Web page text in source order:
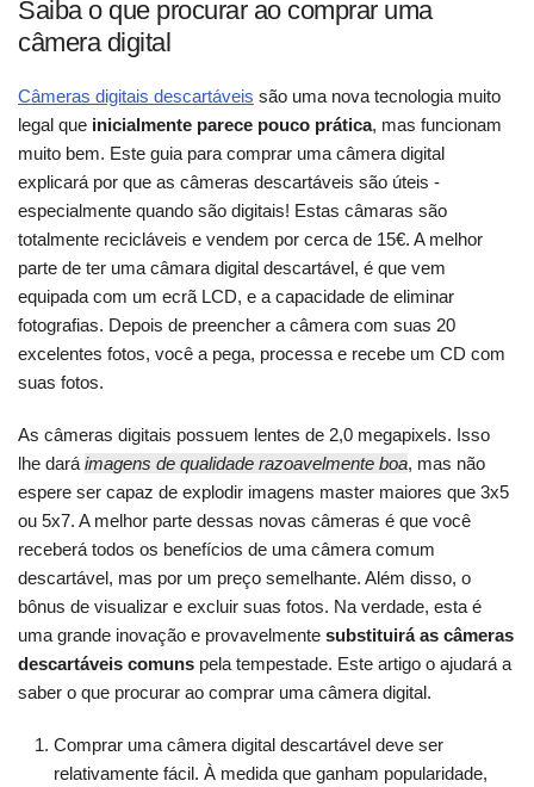
Saiba o que procurar ao comprar uma
câmera digital
Câmeras digitais descartáveis são uma nova tecnologia muito
legal que inicialmente parece pouco prática, mas funcionam
muito bem. Este guia para comprar uma câmera digital
explicará por que as câmeras descartáveis são úteis -
especialmente quando são digitais! Estas câmaras são
totalmente recicláveis e vendem por cerca de 15€. A melhor
parte de ter uma câmara digital descartável, é que vem
equipada com um ecrã LCD, e a capacidade de eliminar
fotografias. Depois de preencher a câmera com suas 20
excelentes fotos, você a pega, processa e recebe um CD com
suas fotos.
As câmeras digitais possuem lentes de 2,0 megapixels. Isso
lhe dará imagens de qualidade razoavelmente boa, mas não
espere ser capaz de explodir imagens master maiores que 3x5
ou 5x7. A melhor parte dessas novas câmeras é que você
receberá todos os benefícios de uma câmera comum
descartável, mas por um preço semelhante. Além disso, o
bônus de visualizar e excluir suas fotos. Na verdade, esta é
uma grande inovação e provavelmente substituirá as câmeras
descartáveis comuns pela tempestade. Este artigo o ajudará a
saber o que procurar ao comprar uma câmera digital.
Comprar uma câmera digital descartável deve ser
relativamente fácil. À medida que ganham popularidade,